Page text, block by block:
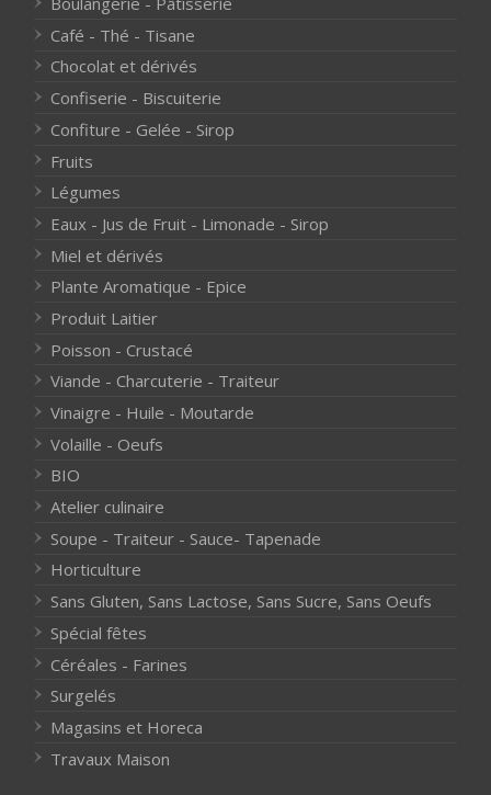
Café - Thé - Tisane
Chocolat et dérivés
Confiserie - Biscuiterie
Confiture - Gelée - Sirop
Fruits
Légumes
Eaux - Jus de Fruit - Limonade - Sirop
Miel et dérivés
Plante Aromatique - Epice
Produit Laitier
Poisson - Crustacé
Viande - Charcuterie - Traiteur
Vinaigre - Huile - Moutarde
Volaille - Oeufs
BIO
Atelier culinaire
Soupe - Traiteur - Sauce- Tapenade
Horticulture
Sans Gluten, Sans Lactose, Sans Sucre, Sans Oeufs
Spécial fêtes
Céréales - Farines
Surgelés
Magasins et Horeca
Travaux Maison